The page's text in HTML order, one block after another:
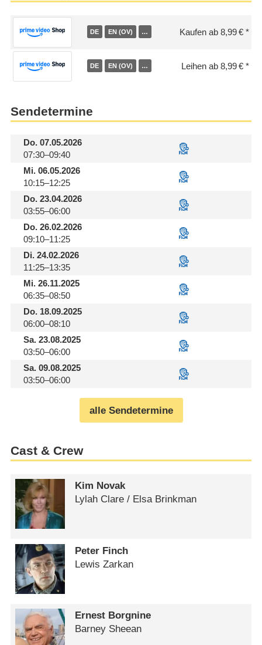
DE EN (OV) … Kaufen ab 8,99 €
DE EN (OV) … Leihen ab 8,99 €
Sendetermine
Do.07.05.2026
07:30–09:40
Mi.06.05.2026
10:15–12:25
Do.23.04.2026
03:55–06:00
Do.26.02.2026
09:10–11:25
Di.24.02.2026
11:25–13:35
Mi.26.11.2025
06:35–08:50
Do.18.09.2025
06:00–08:10
Sa.23.08.2025
03:50–06:00
Sa.09.08.2025
03:50–06:00
alle Sendetermine
Cast & Crew
Kim Novak
Lylah Clare /​ Elsa Brinkman
Peter Finch
Lewis Zarkan
Ernest Borgnine
Barney Sheean